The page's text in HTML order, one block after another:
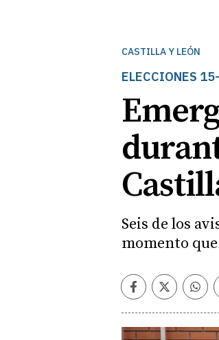
CASTILLA Y LEÓN
ELECCIONES
Seis de los
momento
Facebook
Twitter